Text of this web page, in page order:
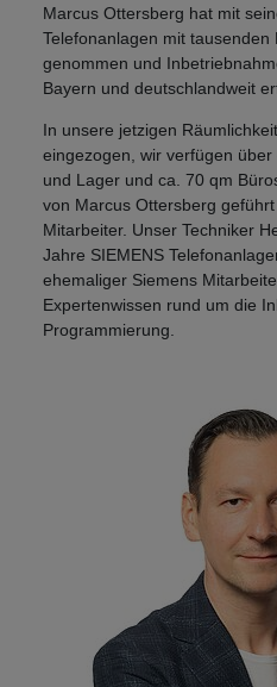
Marcus Ottersberg hat mit
Telefonanlagen mit tausenden
genommen und
Bayern und deutschlandweit
In unsere jetzigen
eingezogen, wir verfügen
und Lager und ca. 70 qm
von Marcus Ottersberg
Mitarbeiter. Unser Techniker
Jahre SIEMENS
ehemaliger Siemens
Expertenwissen rund um die
Programmierung.